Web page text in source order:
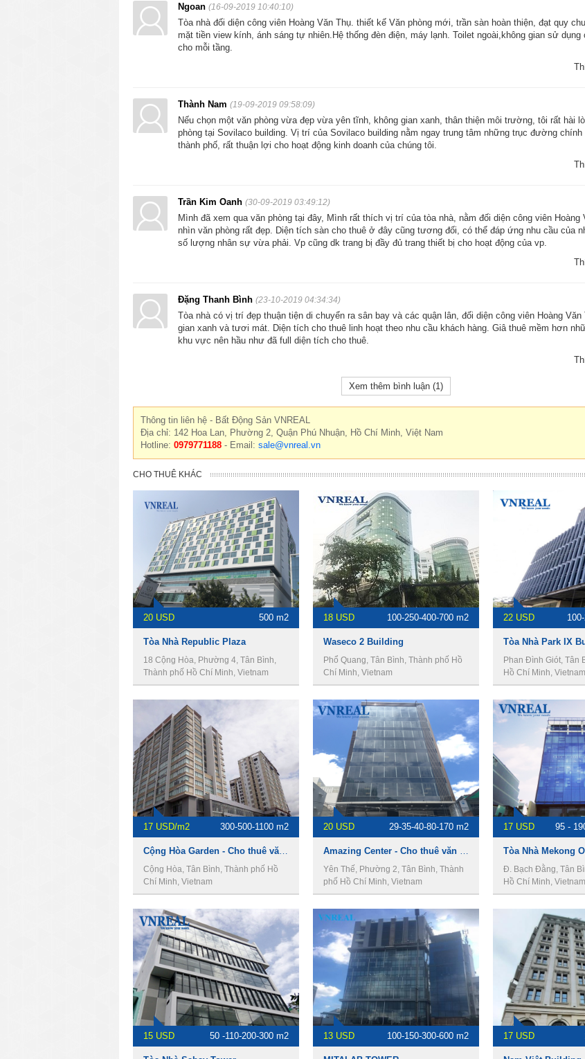
Ngoan (16-09-2019 10:40:10)
Tòa nhà đối diện công viên Hoàng Văn Thụ. thiết kế Văn phòng mới, trần sàn hoàn thiện, đạt quy
mặt tiền view kính, ánh sáng tự nhiên.Hệ thống đèn điện, máy lạnh. Toilet ngoài,không gian sử dụng
cho mỗi tầng.
Thành Nam (19-09-2019 09:58:09)
Nếu chọn một văn phòng vừa đẹp vừa yên tĩnh, không gian xanh, thân thiện môi trường, tôi rất hài
phòng tại Sovilaco building. Vị trí của Sovilaco building nằm ngay trung tâm những trục đường chính
thành phố, rất thuận lợi cho hoạt động kinh doanh của chúng tôi.
Trần Kim Oanh (30-09-2019 03:49:12)
Mình đã xem qua văn phòng tại đây, Mình rất thích vị trí của tòa nhà, nằm đối diện công viên Hoàng
nhìn văn phòng rất đẹp. Diện tích sàn cho thuê ở đây cũng tương đối, có thể đáp ứng nhu cầu của
số lượng nhân sự vừa phải. Vp cũng dk trang bị đầy đủ trang thiết bị cho hoạt động của vp.
Đặng Thanh Bình (23-10-2019 04:34:34)
Tòa nhà có vị trí đẹp thuận tiện di chuyển ra sân bay và các quận lân, đối diện công viên Hoàng Văn
gian xanh và tươi mát. Diện tích cho thuê linh hoạt theo nhu cầu khách hàng. Giâ thuê mềm hơn
khu vực nên hầu như đã full diện tích cho thuê.
Xem thêm bình luận (1)
Thông tin liên hệ - Bất Động Sản VNREAL
Địa chỉ: 142 Hoa Lan, Phường 2, Quận Phú Nhuận, Hồ Chí Minh, Việt Nam
Hotline: 0979771188 - Email: sale@vnreal.vn
CHO THUÊ KHÁC
20 USD 500 m2
Tòa Nhà Republic Plaza
18 Cộng Hòa, Phường 4, Tân Bình,
Thành phố Hồ Chí Minh, Vietnam
18 USD 100-250-400-700 m2
Waseco 2 Building
Phổ Quang, Tân Bình, Thành phố Hồ
Chí Minh, Vietnam
22 USD
Tòa Nhà Park IX
Phan Đình Giót, Tân
Hồ Chí Minh, Vietnam
17 USD/m2 300-500-1100 m2
Cộng Hòa, Tân Bình, Thành phố Hồ
Chí Minh, Vietnam
20 USD 29-35-40-80-170 m2
Yên Thế, Phường 2, Tân Bình, Thành
phố Hồ Chí Minh, Vietnam
17 USD 95 -
Tòa Nhà Mekong
Đ. Bạch Đằng, Tân
Hồ Chí Minh, Vietnam
15 USD 50 -110-200-300 m2 13 USD 100-150-300-600 m2 17 USD